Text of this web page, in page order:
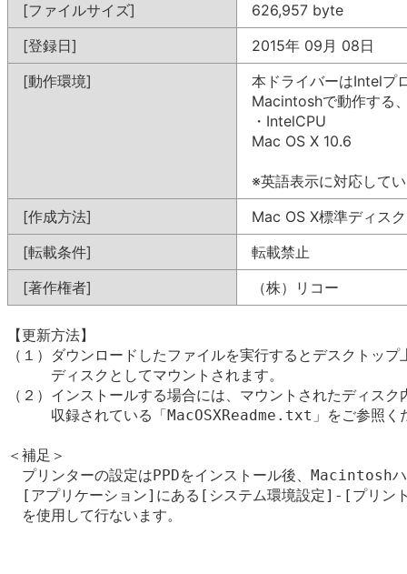
[ファイルサイズ]
626,957 byte
[登録日]
2015年 09月 08日
[動作環境]
本ドライバーはIntelプ
Macintoshで動作する
・IntelCPU
Mac OS X 10.6
※英語表示に対応して
[作成方法]
Mac OS X標準ディス
[転載条件]
転載禁止
[著作権者]
（株）リコー
【更新方法】
（１）ダウンロードしたファイルを実行するとデスクトップ
ディスクとしてマウントされます。
（２）インストールする場合には、マウントされたディスク
収録されている「MacOSXReadme.txt」をご参照く
＜補足＞
プリンターの設定はPPDをインストール後、Macintosh
[アプリケーション]にある[システム環境設定]-[プリン
を使用して行ないます。